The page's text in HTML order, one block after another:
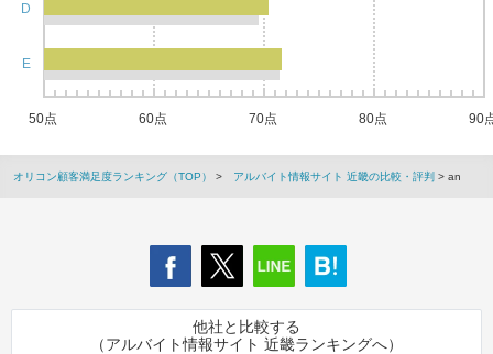
D
E
50点 60点 70点 80点 90
オリコン顧客満足度ランキング（TOP） > アルバイト情報サイト 近畿の比較・評判 > an
他社と比較する
（アルバイト情報サイト 近畿ランキングへ）